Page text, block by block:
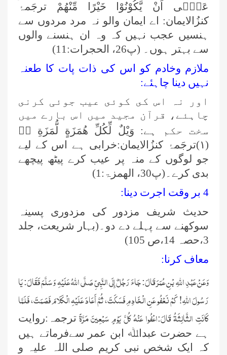
عَسٰۤى اَنْ یَّكُوْنُوْا خَیْرًا مِّنْهُمْ
ترجَمۂ
کنزُالایمان: اے ایمان والو نہ مرد مردوں سے
ہنسیں عجب نہیں کہ وہ ان ہنسنے والوں
سے بہتر ہوں۔ (پ26، الحجرات:11)
ملازم وخادم كو اس كى ذات پات كا طعنہ
نہيں دينا چاہئے:
اور نہ اس كى كوئى عيب جوئی كرنى
چاہئے، قرآن مجيد ميں اس بارے ميں
سخت حكم ہے: وَیْلٌ لِّكُلِّ هُمَزَةٍ لُّمَزَةِ ﹰۙ
(۱)
ترجَمۂ کنزُالایمان:خرابی ہے اس کے لیے
جو لوگوں کے منہ پر عیب کرے پیٹھ پیچھے
بدی کرے۔(پ30، الھمزۃ:1)
4 بر وقت اجرت دینا:
حدیث شریف مزدور کی مزدوری پسینہ
سوکھنے سے پہلے دے دو۔(بہار شریعت، جلد
3،حصہ 14،ص 105)
معاف کرنا:
وَعَنْ عَبْدِ اللّٰهِ بْنِ عُمَرَ قَالَ: جَاءَ رَجُلٌ إِلَى النَّبِيِّ صَلَّى اللّٰهُ عَلَيْهِ وَسَلَّمَ فَقَالَ: يَا
رَسُولَ اللّٰهِ! كَمْ نَعْفُو عَنِ الْخَادِمِ فَسَكَتَ، ثُمَّ أَعَادَ عَلَيْهِ الْكَلَامَ فَصَمَتَ، فَلَمَّا
كَانَتِ الثَّالِثَةُ قَالَ:اعْفُوا عَنْهُ كُلَّ يَوْمٍ سَبْعِينَ مَرَّةًترجمہ:روایت
ہے حضرت عبداﷲ ابن عمر سےفرماتے ہیں
کہ ایک شخص نبی کریم صلی اللہ علیہ و